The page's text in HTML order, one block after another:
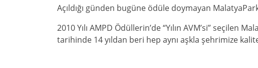
Açıldığı günden bugüne ödüle doymayan
2010 Yılı AMPD Ödüllerin’de “Yılın AVM’si” seçilen
tarihinde 14 yıldan beri hep aynı aşkla şehrimize